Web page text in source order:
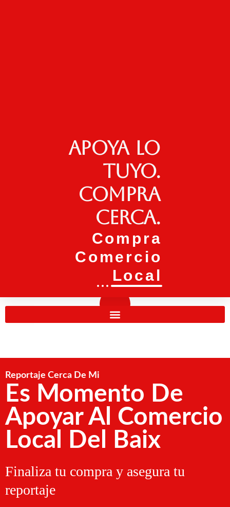
Apoya lo
tuyo.
Compra
cerca.
Compra
Comercio
Local
Reportaje Cerca De Mi
Es Momento De
Apoyar Al Comercio
Local Del Baix
Finaliza tu compra y asegura tu
reportaje